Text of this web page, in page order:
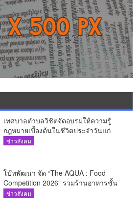
เทศบาลตำบลวิชิตจัดอบรมให้ความรู้
กฎหมายเบื้องต้นในชีวิตประจำวันแก่
เยาวชน
ข่าวสังคม
โบ๊ทพัฒนา จัด “The AQUA : Food
Competition 2026” รวมร้านอาหารชั้น
นำของ The Shopps at The AQUA ชู
ข่าวสังคม